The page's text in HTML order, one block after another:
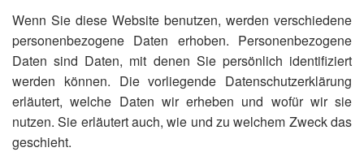
Wenn Sie diese Website benutzen, werden verschiedene
personenbezogene Daten erhoben. Personenbezogene
Daten sind Daten, mit denen Sie persönlich identifiziert
werden können. Die vorliegende Datenschutzerklärung
erläutert, welche Daten wir erheben und wofür wir sie
nutzen. Sie erläutert auch, wie und zu welchem Zweck das
geschieht.